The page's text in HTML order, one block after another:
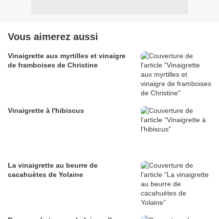
Vous aimerez aussi
Vinaigrette aux myrtilles et vinaigre
de framboises de Christine
Vinaigrette à l'hibiscus
La vinaigrette au beurre de
cacahuètes de Yolaine